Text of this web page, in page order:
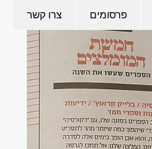
פרסומים צרו קשר